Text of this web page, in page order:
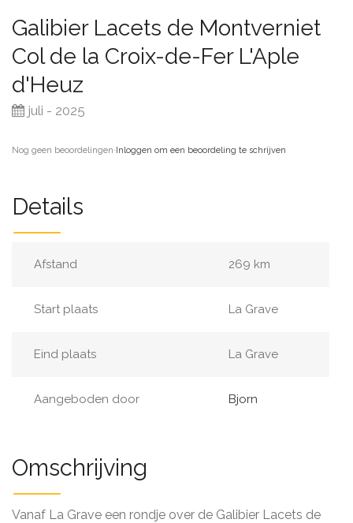
Galibier Lacets de Montverniet
Col de la Croix-de-Fer L'Aple
d'Heuz
juli - 2025
Nog geen beoordelingen·Inloggen om een beoordeling te schrijven
Details
Afstand 269 km
Start plaats La Grave
Eind plaats La Grave
Aangeboden door Bjorn
Omschrijving
Vanaf La Grave een rondje over de Galibier Lacets de